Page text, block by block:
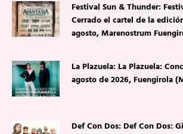
Festival Sun & Thunder:
Cerrado el cartel de la
agosto, Marenostrum
La Plazuela: La Plazuela:
agosto de 2026, Fuengirola
Def Con Dos: Def Con Dos: